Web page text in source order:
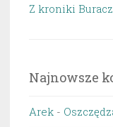
Z kroniki
Najnowsze
Arek -